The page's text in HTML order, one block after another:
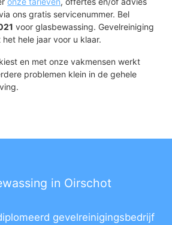
ons gratis servicenummer. Bel
voor glasbewassing. Gevelreiniging
hele jaar voor u klaar.
en met onze vakmensen werkt
problemen klein in de gehele
in Oirschot
gevelreinigingsbedrijf